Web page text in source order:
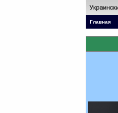
Главная